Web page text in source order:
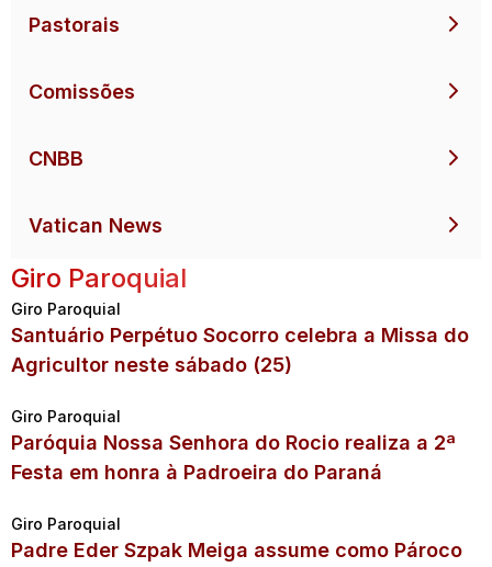
Pastorais
Comissões
CNBB
Vatican News
Giro Paroquial
Giro Paroquial
Santuário Perpétuo Socorro celebra a Missa do
Agricultor neste sábado (25)
Giro Paroquial
Paróquia Nossa Senhora do Rocio realiza a 2ª
Festa em honra à Padroeira do Paraná
Giro Paroquial
Padre Eder Szpak Meiga assume como Pároco